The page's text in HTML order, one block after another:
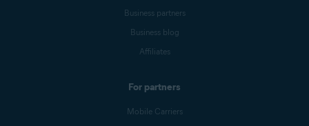
Business partners
Business blog
Affiliates
For partners
Mobile Carriers